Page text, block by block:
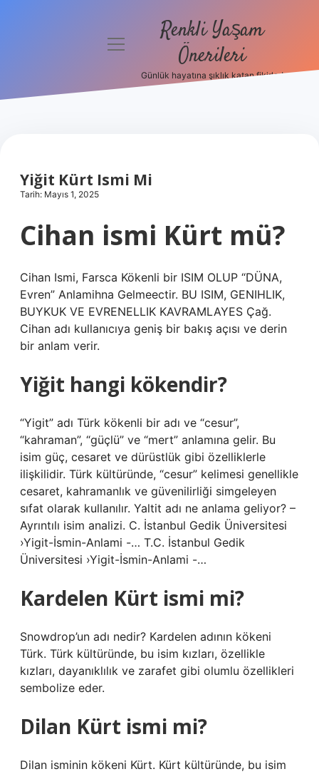
Yasal Uyarı
Hakkımızda
menüyü
Renkli Yaşam
Önerileri
Günlük hayatına şıklık katan fikirler!
Yiğit Kürt Ismi Mi
Tarih: Mayıs 1, 2025
Cihan ismi Kürt mü?
Cihan Ismi, Farsca Kökenli bir ISIM OLUP “DÜNA,
Evren” Anlamihna Gelmeectir. BU ISIM, GENIHLIK,
BUYKUK VE EVRENELLIK KAVRAMLAYES Çağ.
Cihan adı kullanıcıya geniş bir bakış açısı ve derin
bir anlam verir.
Yiğit hangi kökendir?
“Yigit” adı Türk kökenli bir adı ve “cesur”,
“kahraman”, “güçlü” ve “mert” anlamına gelir. Bu
isim güç, cesaret ve dürüstlük gibi özelliklerle
ilişkilidir. Türk kültüründe, “cesur” kelimesi genellikle
cesaret, kahramanlık ve güvenilirliği simgeleyen
sıfat olarak kullanılır. Yaltit adı ne anlama geliyor? –
Ayrıntılı isim analizi. C. İstanbul Gedik Üniversitesi
›Yigit-İsmin-Anlami -… T.C. İstanbul Gedik
Üniversitesi ›Yigit-İsmin-Anlami -…
Kardelen Kürt ismi mi?
Snowdrop’un adı nedir? Kardelen adının kökeni
Türk. Türk kültüründe, bu isim kızları, özellikle
kızları, dayanıklılık ve zarafet gibi olumlu özellikleri
sembolize eder.
Dilan Kürt ismi mi?
Dilan isminin kökeni Kürt. Kürt kültüründe, bu isim